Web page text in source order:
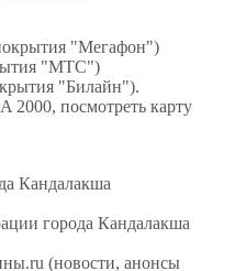
"Мегафон")
"МТС")
"Билайн").
посмотреть карту
Кандалакша
города Кандалакша
(новости, анонсы